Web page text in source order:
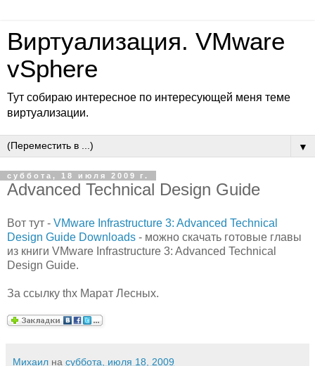
Виртуализация. VMware
vSphere
Тут собираю интересное по интересующей меня теме
виртуализации.
▼
суббота, 18 июля 2009 г.
Advanced Technical Design Guide
Вот тут - VMware Infrastructure 3: Advanced Technical
Design Guide Downloads - можно скачать готовые главы
из книги VMware Infrastructure 3: Advanced Technical
Design Guide.
За ссылку thx Марат Лесных.
Михаил на суббота, июля 18, 2009